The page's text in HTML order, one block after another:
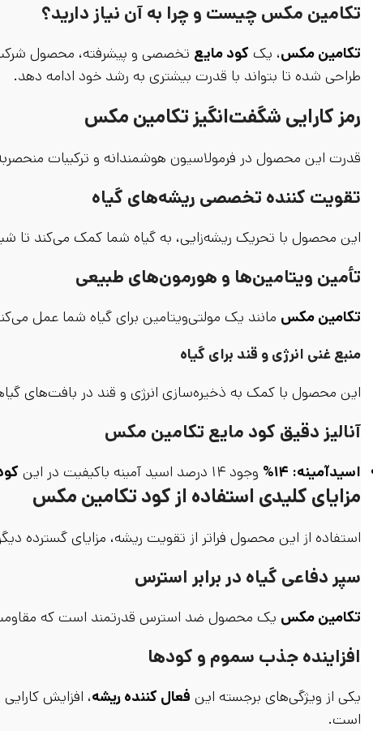
تکامین مکس چیست و چرا به آن نیاز دارید؟
تکامین مکس، یک کود مایع تخصصی و پیشرفته، محصول
طراحی شده تا بتواند با قدرت بیشتری به رشد خود ادامه دهد.
رمز کارایی شگفت‌انگیز تکامین مکس
قدرت این محصول در فرمولاسیون هوشمندانه و ترکیبات
تقویت کننده تخصصی ریشه‌های گیاه
این محصول با تحریک ریشه‌زایی، به گیاه شما کمک می‌کند تا
تأمین ویتامین‌ها و هورمون‌های طبیعی
تکامین مکس مانند یک مولتی‌ویتامین برای گیاه شما عمل
منبع غنی انرژی و قند برای گیاه
این محصول با کمک به ذخیره‌سازی انرژی و قند در بافت‌های
آنالیز دقیق کود مایع تکامین مکس
اسیدآمینه: ۱۴% وجود ۱۴ درصد اسید آمینه باکیفیت در این
مزایای کلیدی استفاده از کود تکامین مکس
استفاده از این محصول فراتر از تقویت ریشه، مزایای گسترده
سپر دفاعی گیاه در برابر استرس
تکامین مکس یک محصول ضد استرس قدرتمند است که مقاومت
افزاینده جذب سموم و کودها
یکی از ویژگی‌های برجسته این فعال کننده ریشه، افزایش
است.